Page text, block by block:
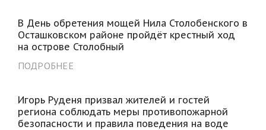
В День обретения мощей Нила Столобенского в
Осташковском районе пройдёт крестный ход
на острове Столобный
ПОДРОБНЕЕ
Игорь Руденя призвал жителей и гостей
региона соблюдать меры противопожарной
безопасности и правила поведения на воде